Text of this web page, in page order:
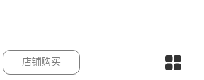
店铺购买